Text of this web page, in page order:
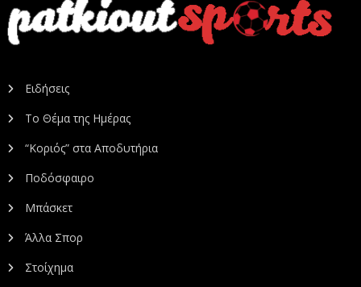
Ειδήσεις
Το Θέμα της Ημέρας
“Κοριός” στα Αποδυτήρια
Ποδόσφαιρο
Μπάσκετ
Άλλα Σπορ
Στοίχημα